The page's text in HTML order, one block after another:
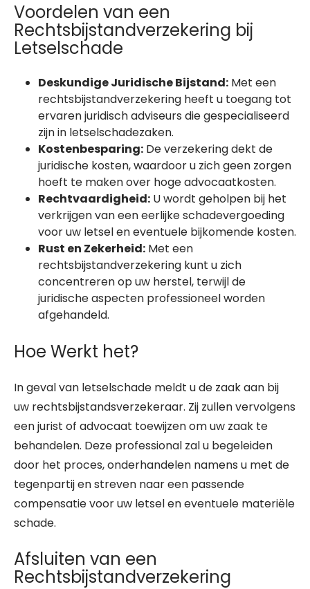
Voordelen van een
Rechtsbijstandverzekering bij
Letselschade
Deskundige Juridische Bijstand: Met een
rechtsbijstandverzekering heeft u toegang tot
ervaren juridisch adviseurs die gespecialiseerd
zijn in letselschadezaken.
Kostenbesparing: De verzekering dekt de
juridische kosten, waardoor u zich geen zorgen
hoeft te maken over hoge advocaatkosten.
Rechtvaardigheid: U wordt geholpen bij het
verkrijgen van een eerlijke schadevergoeding
voor uw letsel en eventuele bijkomende kosten.
Rust en Zekerheid: Met een
rechtsbijstandverzekering kunt u zich
concentreren op uw herstel, terwijl de
juridische aspecten professioneel worden
afgehandeld.
Hoe Werkt het?
In geval van letselschade meldt u de zaak aan bij
uw rechtsbijstandsverzekeraar. Zij zullen vervolgens
een jurist of advocaat toewijzen om uw zaak te
behandelen. Deze professional zal u begeleiden
door het proces, onderhandelen namens u met de
tegenpartij en streven naar een passende
compensatie voor uw letsel en eventuele materiële
schade.
Afsluiten van een
Rechtsbijstandverzekering